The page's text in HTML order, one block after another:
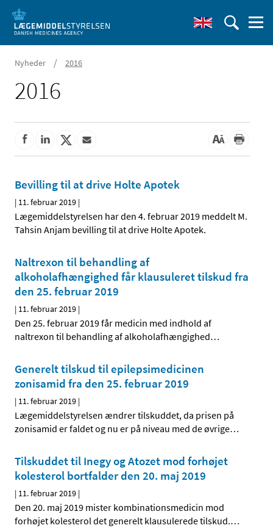
Nyheder / 2016
2016
Bevilling til at drive Holte Apotek
| 11. februar 2019 |
Lægemiddelstyrelsen har den 4. februar 2019 meddelt M.
Tahsin Anjam bevilling til at drive Holte Apotek.
Naltrexon til behandling af
alkoholafhængighed får klausuleret tilskud fra
den 25. februar 2019
| 11. februar 2019 |
Den 25. februar 2019 får medicin med indhold af
naltrexon til behandling af alkoholafhængighed…
Generelt tilskud til epilepsimedicinen
zonisamid fra den 25. februar 2019
| 11. februar 2019 |
Lægemiddelstyrelsen ændrer tilskuddet, da prisen på
zonisamid er faldet og nu er på niveau med de øvrige…
Tilskuddet til Inegy og Atozet mod forhøjet
kolesterol bortfalder den 20. maj 2019
| 11. februar 2019 |
Den 20. maj 2019 mister kombinationsmedicin mod
forhøjet kolesterol det generelt klausulerede tilskud.…